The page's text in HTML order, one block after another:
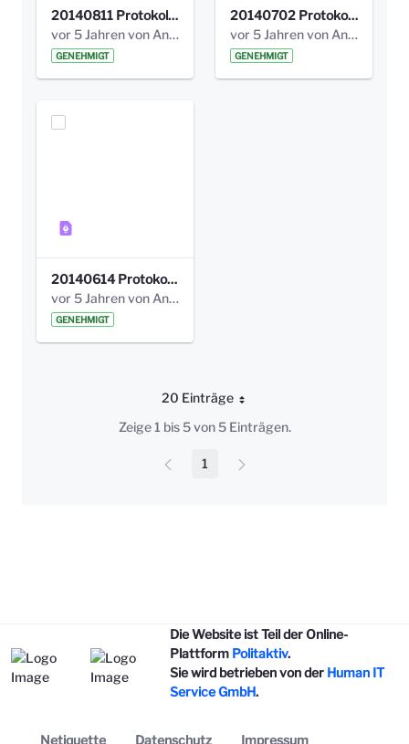
20140811 Protokoll Park am Gesundheitsamt 02.pdf
vor 5 Jahren von Anni Schlumberger
GENEHMIGT
20140702 Protokoll Park am Gesundheitsam 01.pdf
vor 5 Jahren von Anni Schlumberger
GENEHMIGT
20140614 Protokoll Park Am Gesundheitsamt 00.pdf
vor 5 Jahren von Anni Schlumberger
GENEHMIGT
20 Einträge
Pro Seite
Zeige 1 bis 5 von 5 Einträgen.
Seite
1
Die Website ist Teil der Online-
Plattform Politaktiv.
Sie wird betrieben von der Human IT
Service GmbH.
Netiquette Datenschutz Impressum